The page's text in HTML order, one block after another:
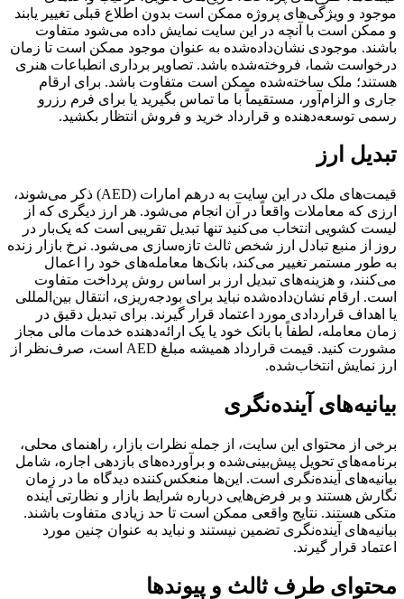
موجود و ویژگی‌های پروژه ممکن است بدون اطلاع قبلی تغییر یابند
و ممکن است با آنچه در این سایت نمایش داده می‌شود متفاوت
باشند. موجودی نشان‌داده‌شده به عنوان موجود ممکن است تا زمان
درخواست شما، فروخته‌شده باشد. تصاویر برداری انطباعات هنری
هستند؛ ملک ساخته‌شده ممکن است متفاوت باشد. برای ارقام
جاری و الزام‌آور، مستقیماً با ما تماس بگیرید یا برای فرم رزرو
رسمی توسعه‌دهنده و قرارداد خرید و فروش انتظار بکشید.
تبدیل ارز
قیمت‌های ملک در این سایت به درهم امارات (AED) ذکر می‌شوند،
ارزی که معاملات واقعاً در آن انجام می‌شود. هر ارز دیگری که از
لیست کشویی انتخاب می‌کنید تنها تبدیل تقریبی است که یک‌بار در
روز از منبع تبادل ارز شخص ثالث تازه‌سازی می‌شود. نرخ بازار زنده
به طور مستمر تغییر می‌کند، بانک‌ها معامله‌های خود را اعمال
می‌کنند، و هزینه‌های تبدیل ارز بر اساس روش پرداخت متفاوت
است. ارقام نشان‌داده‌شده نباید برای بودجه‌ریزی، انتقال بین‌المللی
یا اهداف قراردادی مورد اعتماد قرار گیرند. برای تبدیل دقیق در
زمان معامله، لطفاً با بانک خود یا یک ارائه‌دهنده خدمات مالی مجاز
مشورت کنید. قیمت قرارداد همیشه مبلغ AED است، صرف‌نظر از
ارز نمایش انتخاب‌شده.
بیانیه‌های آینده‌نگری
برخی از محتوای این سایت، از جمله نظرات بازار، راهنمای محلی،
برنامه‌های تحویل پیش‌بینی‌شده و برآورده‌های بازدهی اجاره، شامل
بیانیه‌های آینده‌نگری است. این‌ها منعکس‌کننده دیدگاه ما در زمان
نگارش هستند و بر فرض‌هایی درباره شرایط بازار و نظارتی آینده
متکی هستند. نتایج واقعی ممکن است تا حد زیادی متفاوت باشند.
بیانیه‌های آینده‌نگری تضمین نیستند و نباید به عنوان چنین مورد
اعتماد قرار گیرند.
محتوای طرف ثالث و پیوندها